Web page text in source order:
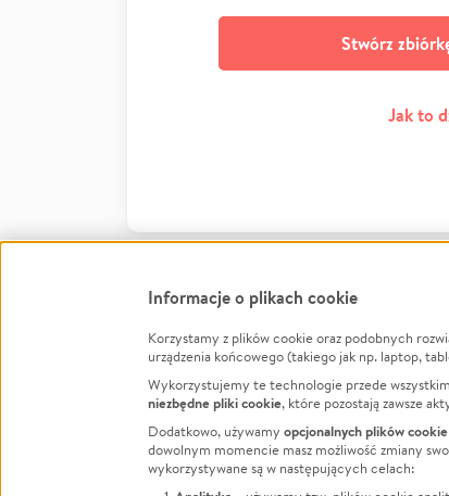
Stwórz
Jak to
FacebookTwitter Instagram
LinkedInTikTok Youtube
Informacje o plikach cookie
Korzystamy z plików cookie oraz podobnych
urządzenia końcowego (takiego jak np. laptop,
Wykorzystujemy te technologie przede
niezbędne pliki cookie, które pozostają zawsze
Dodatkowo, używamy opcjonalnych plików cookie
dowolnym momencie masz możliwość zmiany
wykorzystywane są w następujących celach: